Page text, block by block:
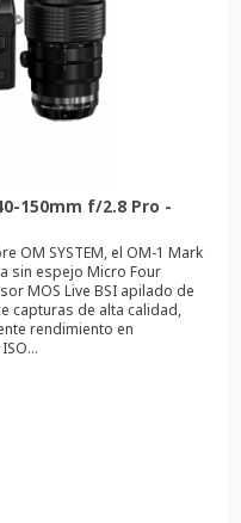
150mm f/2.8 Pro -
OM SYSTEM, el OM-1 Mark
sin espejo Micro Four
MOS Live BSI apilado de
capturas de alta calidad,
rendimiento en